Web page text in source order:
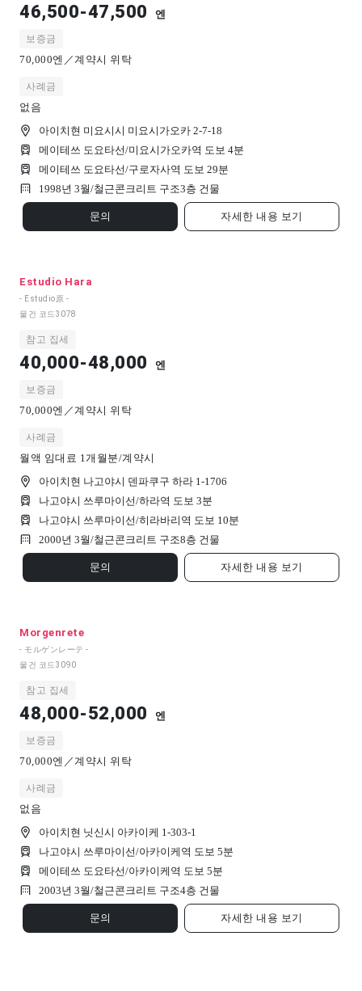
46,500-47,500 엔
보증금
70,000엔／계약시 위탁
사례금
없음
아이치현 미요시시 미요시가오카 2-7-18
메이테쓰 도요타선/미요시가오카역 도보 4분
메이테쓰 도요타선/구로자사역 도보 29분
1998년 3월/철근콘크리트 구조3층 건물
문의 자세한 내용 보기
Estudio Hara
- Estudio原 -
물건 코드 3078
참고 집세
40,000-48,000 엔
보증금
70,000엔／계약시 위탁
사례금
월액 임대료 1개월분/계약시
아이치현 나고야시 덴파쿠구 하라 1-1706
나고야시 쓰루마이선/하라역 도보 3분
나고야시 쓰루마이선/히라바리역 도보 10분
2000년 3월/철근콘크리트 구조8층 건물
문의 자세한 내용 보기
Morgenrete
- モルゲンレーテ -
물건 코드 3090
참고 집세
48,000-52,000 엔
보증금
70,000엔／계약시 위탁
사례금
없음
아이치현 닛신시 아카이케 1-303-1
나고야시 쓰루마이선/아카이케역 도보 5분
메이테쓰 도요타선/아카이케역 도보 5분
2003년 3월/철근콘크리트 구조4층 건물
문의 자세한 내용 보기